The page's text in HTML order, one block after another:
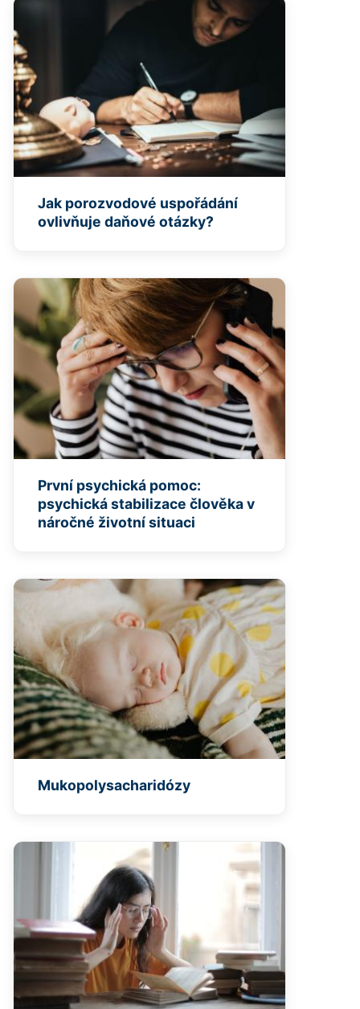
Jak porozvodové uspořádání
ovlivňuje daňové otázky?
První psychická pomoc:
psychická stabilizace člověka v
náročné životní situaci
Mukopolysacharidózy